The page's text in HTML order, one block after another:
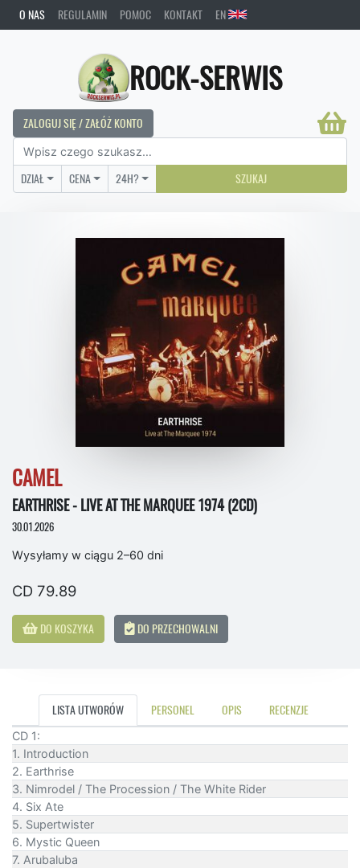
O NAS REGULAMIN POMOC KONTAKT EN
ROCK-SERWIS
ZALOGUJ SIĘ / ZAŁÓŻ KONTO
DZIAŁ CENA 24H? SZUKAJ
CAMEL
EARTHRISE - LIVE AT THE MARQUEE 1974 (2CD)
30.01.2026
Wysyłamy w ciągu 2–60 dni
CD 79.89
DO KOSZYKA DO PRZECHOWALNI
LISTA UTWORÓW PERSONEL OPIS RECENZJE
CD 1:
1. Introduction
2. Earthrise
3. Nimrodel / The Procession / The White Rider
4. Six Ate
5. Supertwister
6. Mystic Queen
7. Arubaluba